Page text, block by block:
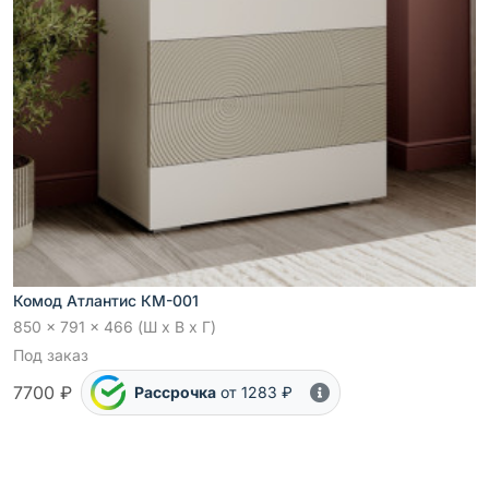
Комод Атлантис КМ-001
850 x 791 x 466 (Ш x В x Г)
Под заказ
7700 ₽ Рассрочка от 1283 ₽